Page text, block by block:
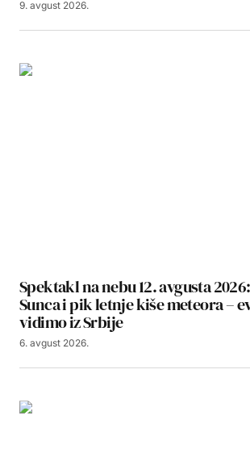
9. avgust 2026.
Spektakl na nebu 12. avgusta
Sunca i pik letnje kiše meteora –
vidimo iz Srbije
6. avgust 2026.